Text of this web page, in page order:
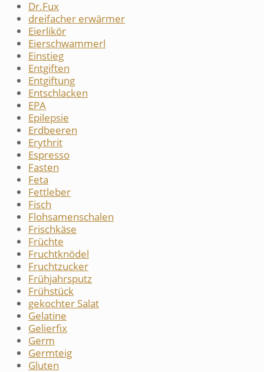
Dr.Fux
dreifacher erwärmer
Eierlikör
Eierschwammerl
Einstieg
Entgiften
Entgiftung
Entschlacken
EPA
Epilepsie
Erdbeeren
Erythrit
Espresso
Fasten
Feta
Fettleber
Fisch
Flohsamenschalen
Frischkäse
Früchte
Fruchtknödel
Fruchtzucker
Frühjahrsputz
Frühstück
gekochter Salat
Gelatine
Gelierfix
Germ
Germteig
Gluten